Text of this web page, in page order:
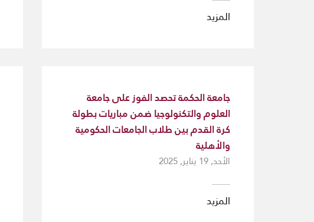
المزيد
جامعة الحكمة تحصد الفوز على جامعة
العلوم والتكنولوجيا ضمن مباريات بطولة
كرة القدم بين طلاب الجامعات الحكومية
والأهلية
الأحد, 19 يناير, 2025
المزيد